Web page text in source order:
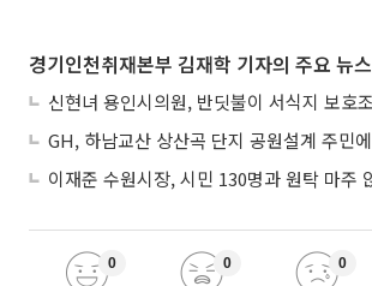
경기인천취재본부 김재학 기자의 주요 뉴스
0 0 0